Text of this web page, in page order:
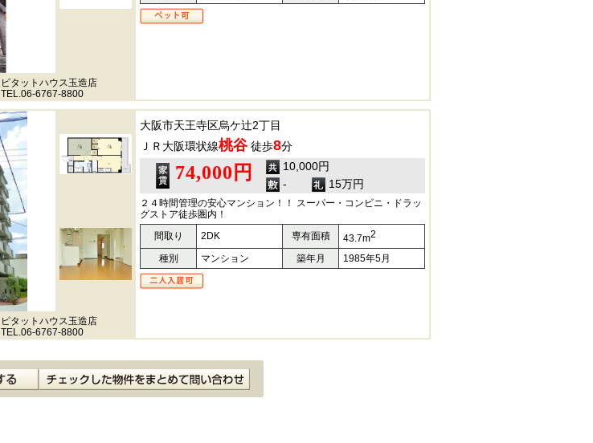
ピタットハウス玉造店
TEL.06-6767-8800
大阪市天王寺区烏ケ辻2丁目
ＪＲ大阪環状線桃谷徒歩8分
74,000円
10,000円
-
15万円
２４時間管理の安心マンション！！ スーパー・コンビニ・ドラッ
グストア徒歩圏内！
間取り
2DK 専有面積 43.7m2
種別 マンション 築年月 1985年5月
ピタットハウス玉造店
TEL.06-6767-8800